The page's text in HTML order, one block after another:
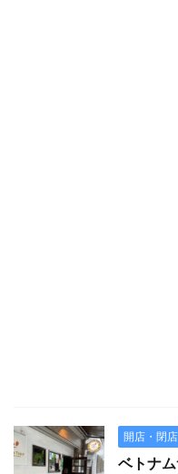
開店・閉店
ベトナ